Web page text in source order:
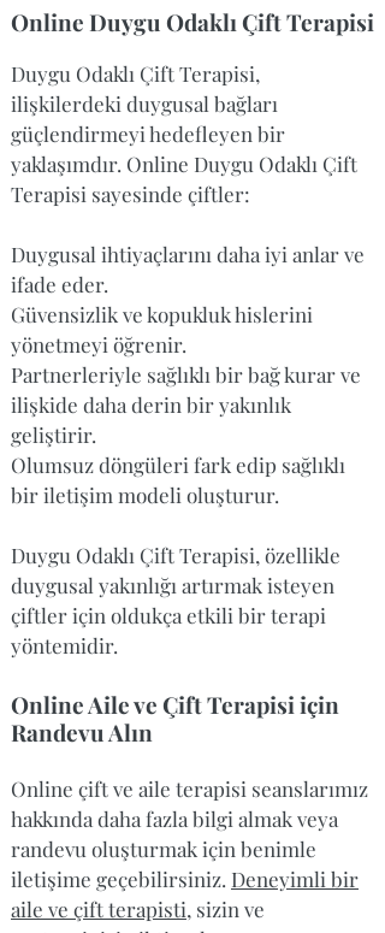
Online Duygu Odaklı Çift Terapisi
Duygu Odaklı Çift Terapisi,
ilişkilerdeki duygusal bağları
güçlendirmeyi hedefleyen bir
yaklaşımdır. Online Duygu Odaklı Çift
Terapisi sayesinde çiftler:
Duygusal ihtiyaçlarını daha iyi anlar ve
ifade eder.
Güvensizlik ve kopukluk hislerini
yönetmeyi öğrenir.
Partnerleriyle sağlıklı bir bağ kurar ve
ilişkide daha derin bir yakınlık
geliştirir.
Olumsuz döngüleri fark edip sağlıklı
bir iletişim modeli oluşturur.
Duygu Odaklı Çift Terapisi, özellikle
duygusal yakınlığı artırmak isteyen
çiftler için oldukça etkili bir terapi
yöntemidir.
Online Aile ve Çift Terapisi için
Randevu Alın
Online çift ve aile terapisi seanslarımız
hakkında daha fazla bilgi almak veya
randevu oluşturmak için benimle
iletişime geçebilirsiniz. Deneyimli bir
aile ve çift terapisti, sizin ve